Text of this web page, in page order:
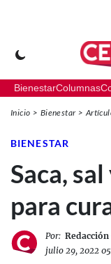
BienestarColumnas
Inicio Bienestar
BIENESTAR
Saca,
para
Por:
julio 29, 2022